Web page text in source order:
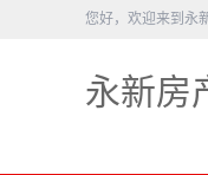
您好，欢迎来到永
永新房